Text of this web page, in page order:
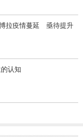
拉疫情蔓延 亟待提升
认知